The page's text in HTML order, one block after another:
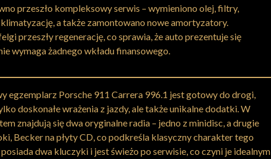
przeszło kompleksowy serwis – wymieniono olej, filtry,
a także zamontowano nowe amortyzatory.
przeszły regenerację, co sprawia, że auto prezentuje się
wymaga żadnego wkładu finansowego.
egzemplarz Porsche 911 Carrera 996.1 jest gotowy do drogi,
doskonałe wrażenia z jazdy, ale także unikalne dodatki. W
znajdują się dwa oryginalne radia – jedno z minidisc, a drugie
Becker na płyty CD, co podkreśla klasyczny charakter tego
dwa kluczyki i jest świeżo po serwisie, co czyni je idealnym